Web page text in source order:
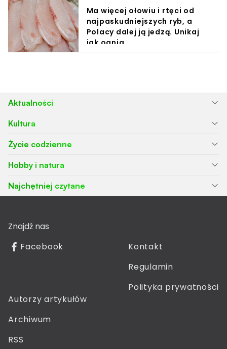
Ma więcej ołowiu i rtęci od
najpaskudniejszych ryb, a
Polacy dalej ją jedzą. Unikaj
jak ognia
Aktualności
Kultura
Życie codzienne
Hobby i natura
Najchętniej czytane
Znajdź nas
Facebook
Kontakt
Regulamin
Polityka prywatności
Autorzy artykułów
Archiwum
RSS